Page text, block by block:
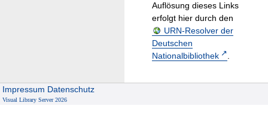
Auflösung dieses Links
erfolgt hier durch den
URN-Resolver der
Deutschen
Nationalbibliothek
.
Impressum Datenschutz
Visual Library Server 2026